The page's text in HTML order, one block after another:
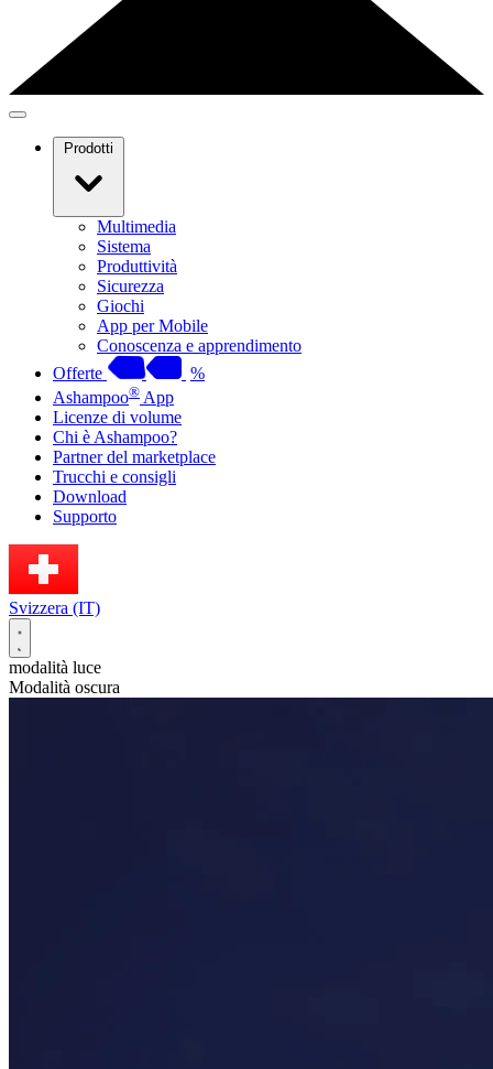
Prodotti
Multimedia
Sistema
Produttività
Sicurezza
Giochi
App per Mobile
Conoscenza e apprendimento
Offerte
%
Ashampoo® App
Licenze di volume
Chi è Ashampoo?
Partner del marketplace
Trucchi e consigli
Download
Supporto
Svizzera (IT)
modalità luce
Modalità oscura